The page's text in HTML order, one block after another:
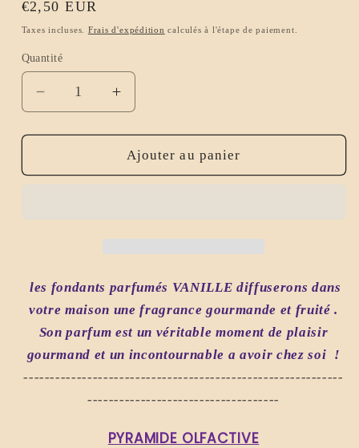
Prix
habituel
€2,50 EUR
Taxes incluses. Frais d'expédition calculés à l'étape de paiement.
Quantité
Réduire
la
quantité
Fondant
Augmenter
la
quantité
de
Fondant
Ajouter au panier
les fondants parfumés VANILLE diffuserons dans
votre maison une fragrance gourmande et fruité .
Son parfum est un véritable moment de plaisir
gourmand et un incontournable a avoir chez soi !
------------------------------------------------------------
------------------------------------
PYRAMIDE OLFACTIVE